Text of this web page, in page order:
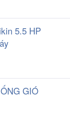
5.5 HP
GIÓ